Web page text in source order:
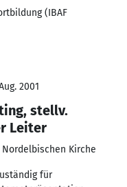
(IBAF
2001
stellv.
Leiter
Kirche
für